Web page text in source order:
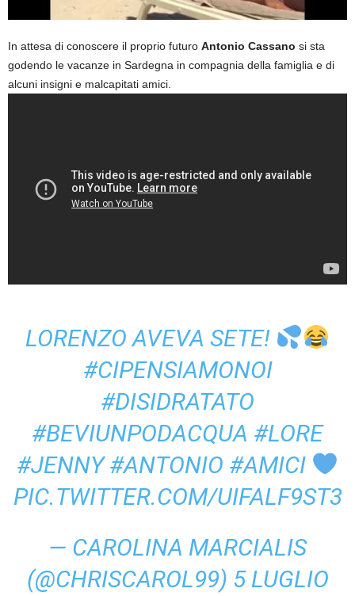
In attesa di conoscere il proprio futuro Antonio Cassano si sta
godendo le vacanze in Sardegna in compagnia della famiglia e di
alcuni insigni e malcapitati amici.
LORENZO AVEVA SETE!
#CIPENSIAMONOI
#DISIDRATATO
#BEVIUNPODACQUA #LORE
#JENNY #ANTONIO #AMICI
PIC.TWITTER.COM/UIFALF9ST3
— CAROLINA MARCIALIS
(@CHRISCAROL99) 5 LUGLIO